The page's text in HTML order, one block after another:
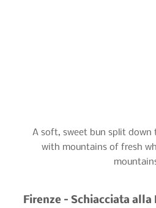
A soft, sweet bun split down
with mountains of fresh
Firenze – Schiacciata alla